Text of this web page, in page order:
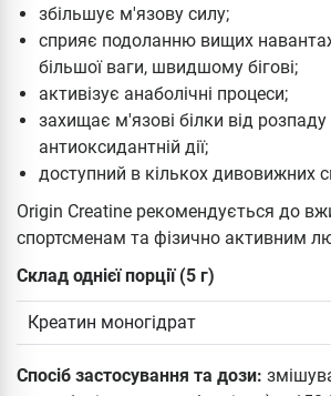
збільшує м'язову силу;
сприяє подоланню вищих
більшої ваги, швидшому бігові;
активізує анаболічні процеси;
захищає м'язові білки від розпаду
антиоксидантній дії;
доступний в кількох дивовижних
Origin Creatine рекомендується до
спортсменам та фізично активним
Склад однієї порції (5 г)
Креатин моногідрат
Спосіб застосування та дози: